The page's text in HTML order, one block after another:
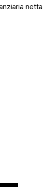
netta